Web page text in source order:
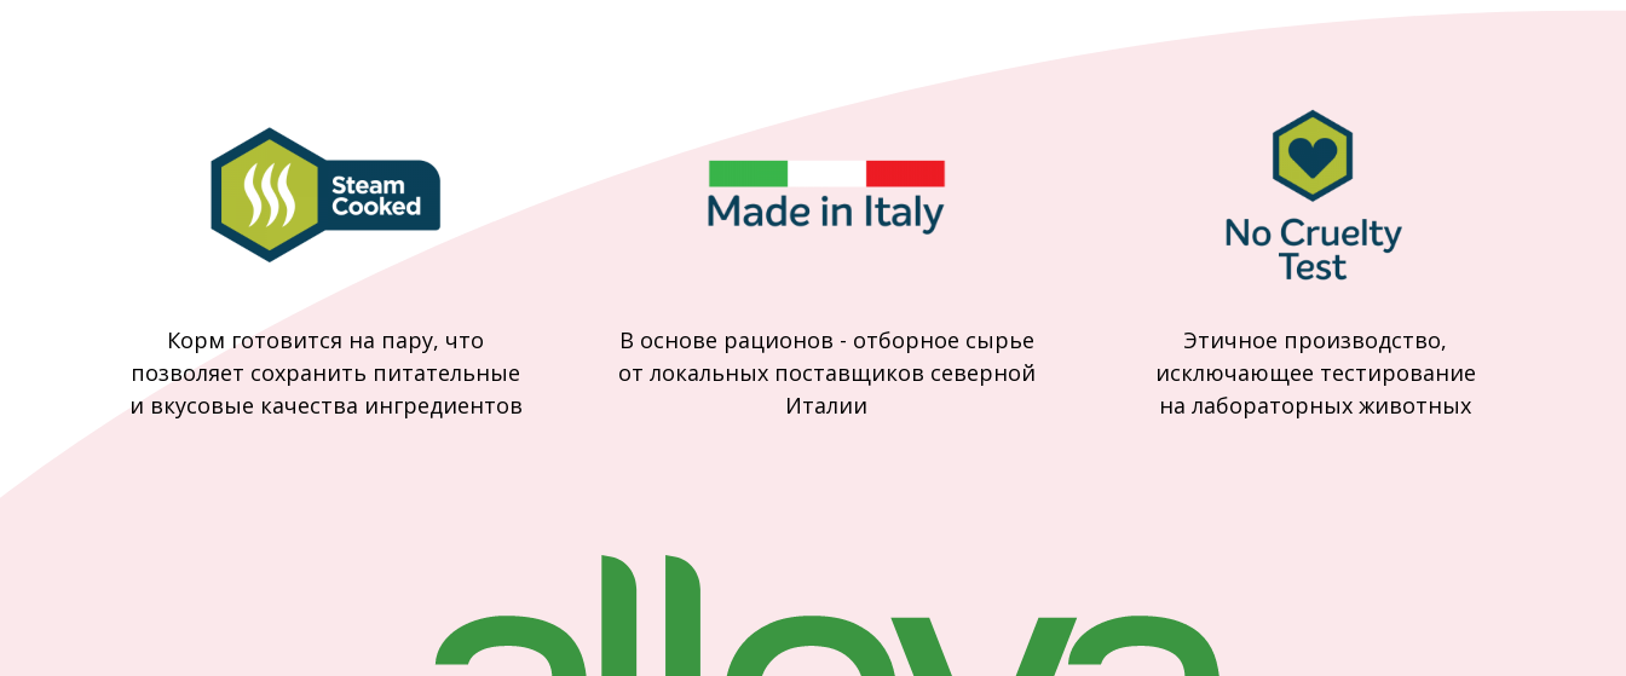
Этичное производство,
исключающее тестирование
на лабораторных животных
Корм готовится на пару, что
позволяет сохранить питательные
и вкусовые качества ингредиентов
В основе рационов - отборное сырье
от локальных поставщиков северной
Италии